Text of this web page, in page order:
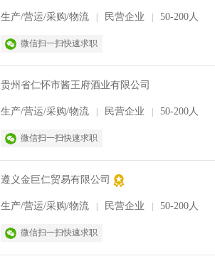
生产/营运/采购/物流 民营企业 50-200人
微信扫一扫快速求职
贵州省仁怀市酱王府酒业有限公司
生产/营运/采购/物流 民营企业 50-200人
微信扫一扫快速求职
遵义金巨仁贸易有限公司
生产/营运/采购/物流 民营企业 50-200人
微信扫一扫快速求职